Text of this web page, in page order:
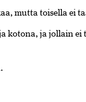
mutta toisella ei
kotona, ja jollain ei